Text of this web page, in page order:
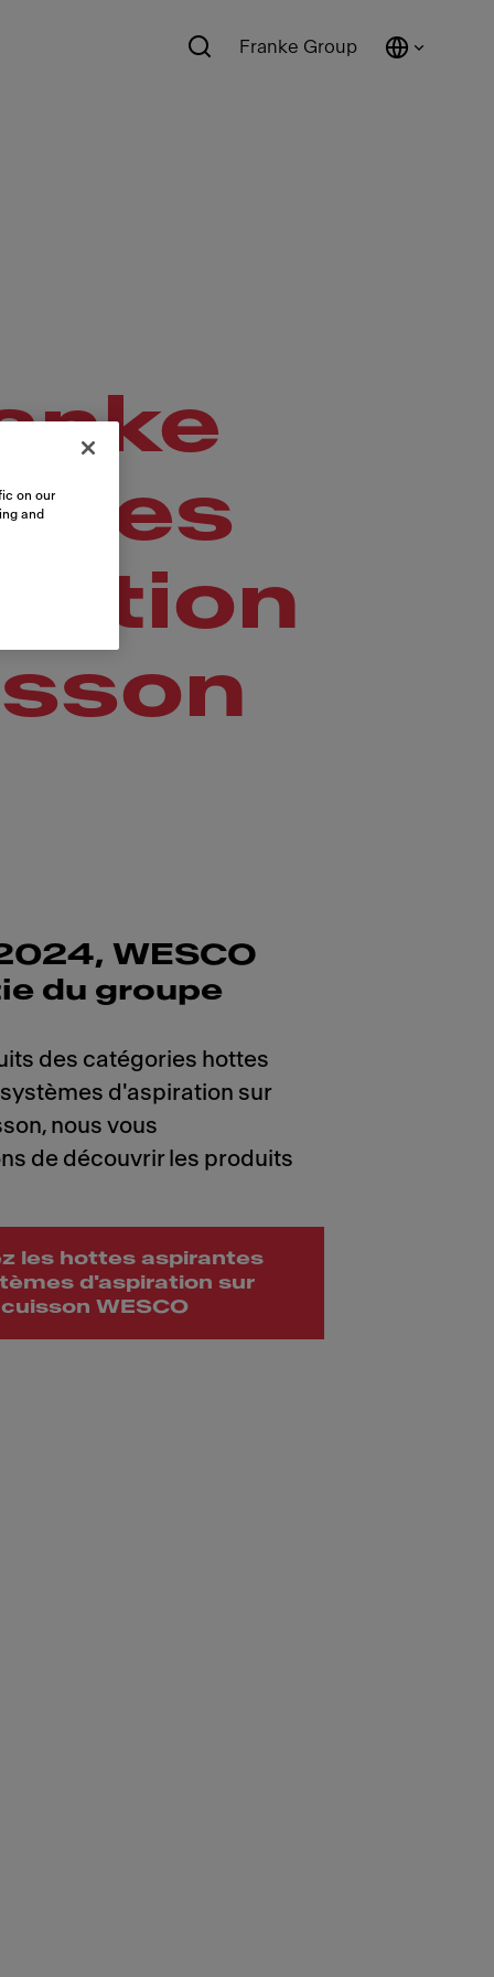
Franke Group
les
WESCO
du groupe
des catégories hottes
d'aspiration sur
nous vous
de découvrir les produits
les hottes aspirantes
d'aspiration sur
WESCO
on our
and